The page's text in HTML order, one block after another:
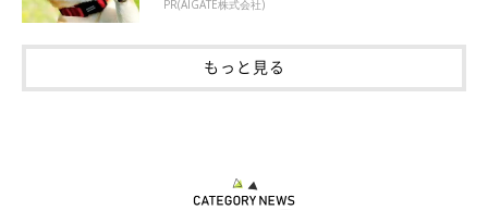
楽しそうに駆け回る様子のぷぅすけくん（生後11カ月頃）
ぅすけくん。そのため、よく貸し切りのドッグランに行くのだと
PR(AIGATE株式会社)
もっと見る